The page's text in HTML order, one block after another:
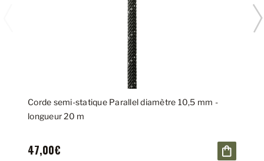
Corde semi-statique Parallel diamètre 10,5 mm -
longueur 20 m
47,00€